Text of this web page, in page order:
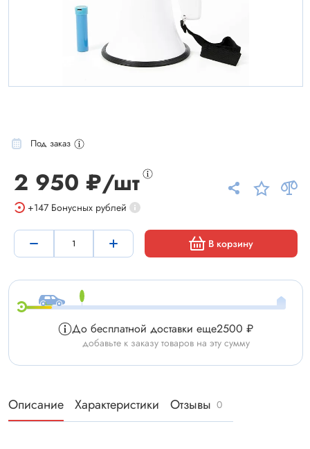
Под заказ
2 950 ₽/шт
+147 Бонусных рублей
В корзину
До бесплатной доставки еще2500 ₽
добавьте к заказу товаров на эту сумму
Описание Характеристики Отзывы 0